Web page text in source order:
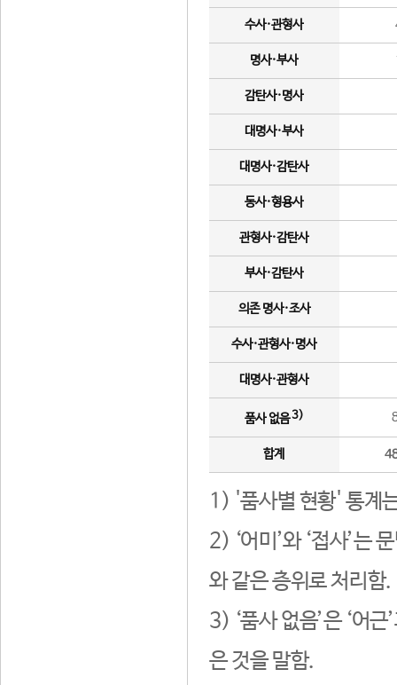
수사·관형사
명사·부사
감탄사·명사
대명사·부사
대명사·감탄사
동사·형용사
관형사·감탄사
부사·감탄사
의존 명사·조사
수사·관형사·명사
대명사·관형사
품사 없음3)
합계
1) '품사별 현황' 통계
2) ‘어미’와 ‘접사’는
와 같은 층위로 처리함.
3) ‘품사 없음’은 ‘어
은 것을 말함.